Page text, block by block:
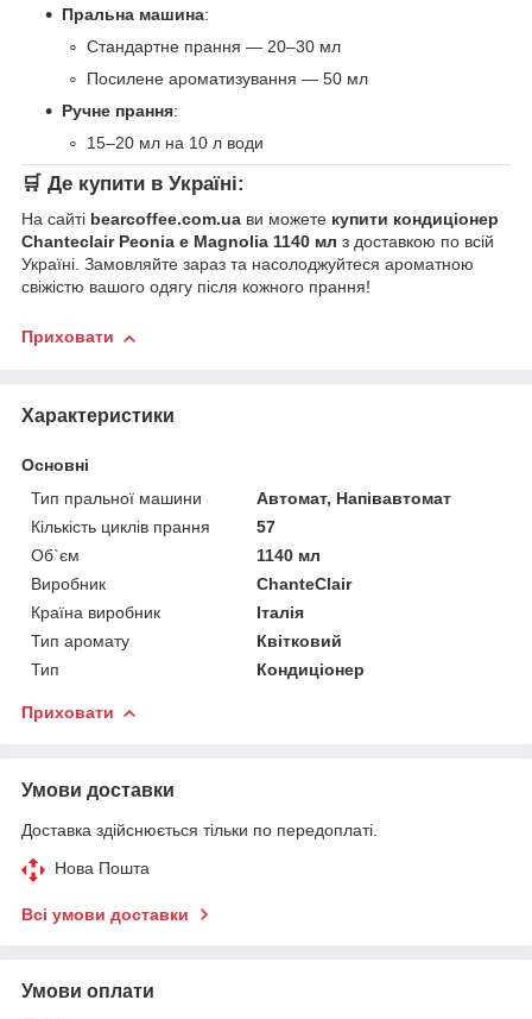
Пральна машина:
Стандартне прання — 20–30 мл
Посилене ароматизування — 50 мл
Ручне прання:
15–20 мл на 10 л води
🛒 Де купити в Україні:
На сайті bearcoffee.com.ua ви можете купити кондиціонер
Chanteclair Peonia e Magnolia 1140 мл з доставкою по всій
Україні. Замовляйте зараз та насолоджуйтеся ароматною
свіжістю вашого одягу після кожного прання!
Приховати
Характеристики
Основні
Тип пральної машини
Автомат, Напівавтомат
Кількість циклів прання
57
Об`єм
1140 мл
Виробник
ChanteClair
Країна виробник
Італія
Тип аромату
Квітковий
Тип
Кондиціонер
Приховати
Умови доставки
Доставка здійснюється тільки по передоплаті.
Нова Пошта
Всі умови доставки
Умови оплати